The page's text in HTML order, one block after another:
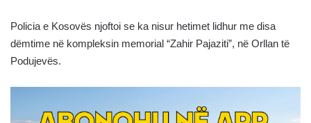
Policia e Kosovës njoftoi se ka nisur hetimet lidhur me disa
dëmtime në kompleksin memorial “Zahir Pajaziti”, në Orllan të
Podujevës.